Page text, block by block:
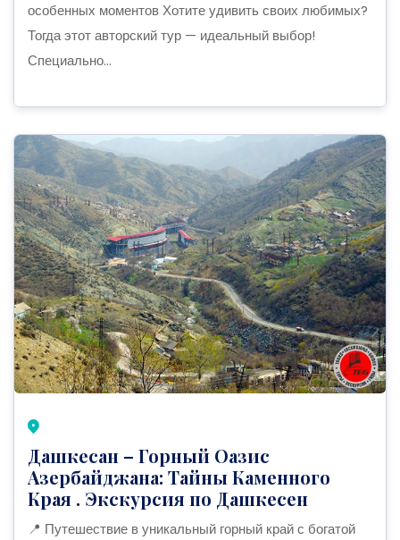
особенных моментов Хотите удивить своих любимых?
Тогда этот авторский тур — идеальный выбор!
Специально...
Дашкесан – Горный Оазис
Азербайджана: Тайны Каменного
Края . Экскурсия по Дашкесен
📍 Путешествие в уникальный горный край с богатой